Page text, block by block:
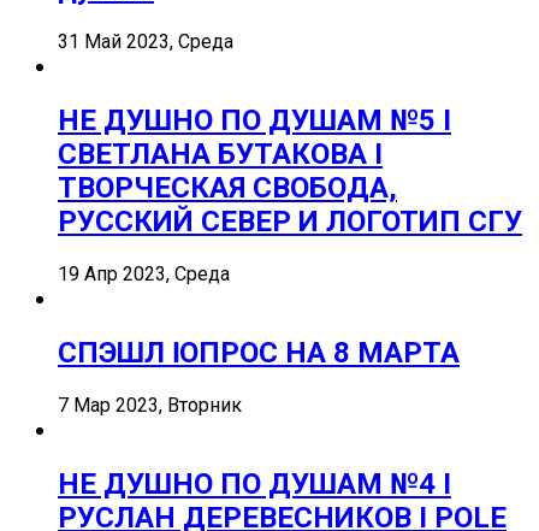
31 Май 2023, Среда
НЕ ДУШНО ПО ДУШАМ №5 I
СВЕТЛАНА БУТАКОВА I
ТВОРЧЕСКАЯ СВОБОДА,
РУССКИЙ СЕВЕР И ЛОГОТИП СГУ
19 Апр 2023, Среда
СПЭШЛ ӏ ОПРОС НА 8 МАРТА
7 Мар 2023, Вторник
НЕ ДУШНО ПО ДУШАМ №4 I
РУСЛАН ДЕРЕВЕСНИКОВ I POLE